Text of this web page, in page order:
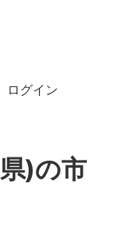
ログイン
)の市